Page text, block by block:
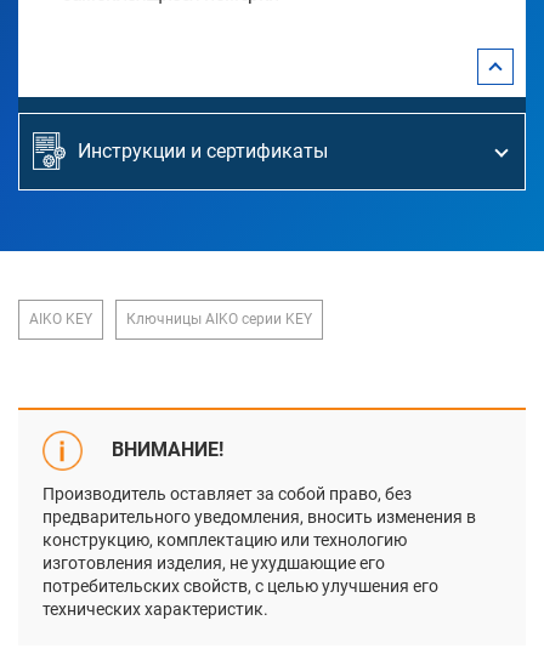
Инструкции и сертификаты
AIKO KEY Ключницы AIKO серии KEY
ВНИМАНИЕ!
Производитель оставляет за собой право, без
предварительного уведомления, вносить изменения в
конструкцию, комплектацию или технологию
изготовления изделия, не ухудшающие его
потребительских свойств, с целью улучшения его
технических характеристик.